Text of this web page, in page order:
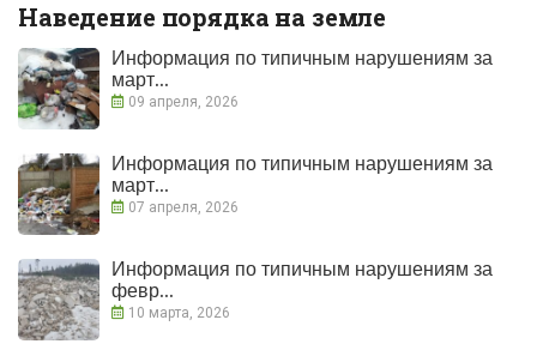
Наведение порядка на земле
Информация по типичным нарушениям за
март...
09 апреля, 2026
Информация по типичным нарушениям за
март...
07 апреля, 2026
Информация по типичным нарушениям за
февр...
10 марта, 2026